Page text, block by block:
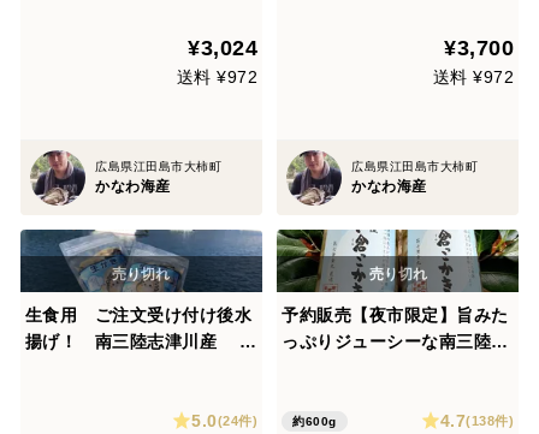
¥3,024
送料 ¥972
広島県江田島市大柿町
かなわ海産
¥3,700
送料 ¥972
広島県江田島市大柿町
かなわ海産
生食用 ご注文受け付け後水
揚げ！ 南三陸志津川産 プ
5.0(24件)
予約販売【夜市限定】旨みた
っぷりジューシーな南三陸
約600g 4.7(138件)